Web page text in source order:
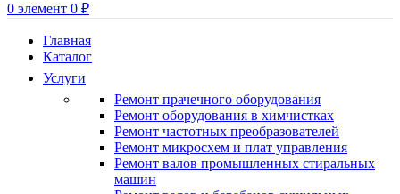
0 элемент 0 ₽
Главная
Каталог
Услуги
Ремонт прачечного оборудования
Ремонт оборудования в химчистках
Ремонт частотных преобразователей
Ремонт микросхем и плат управления
Ремонт валов промышленных стиральных
машин